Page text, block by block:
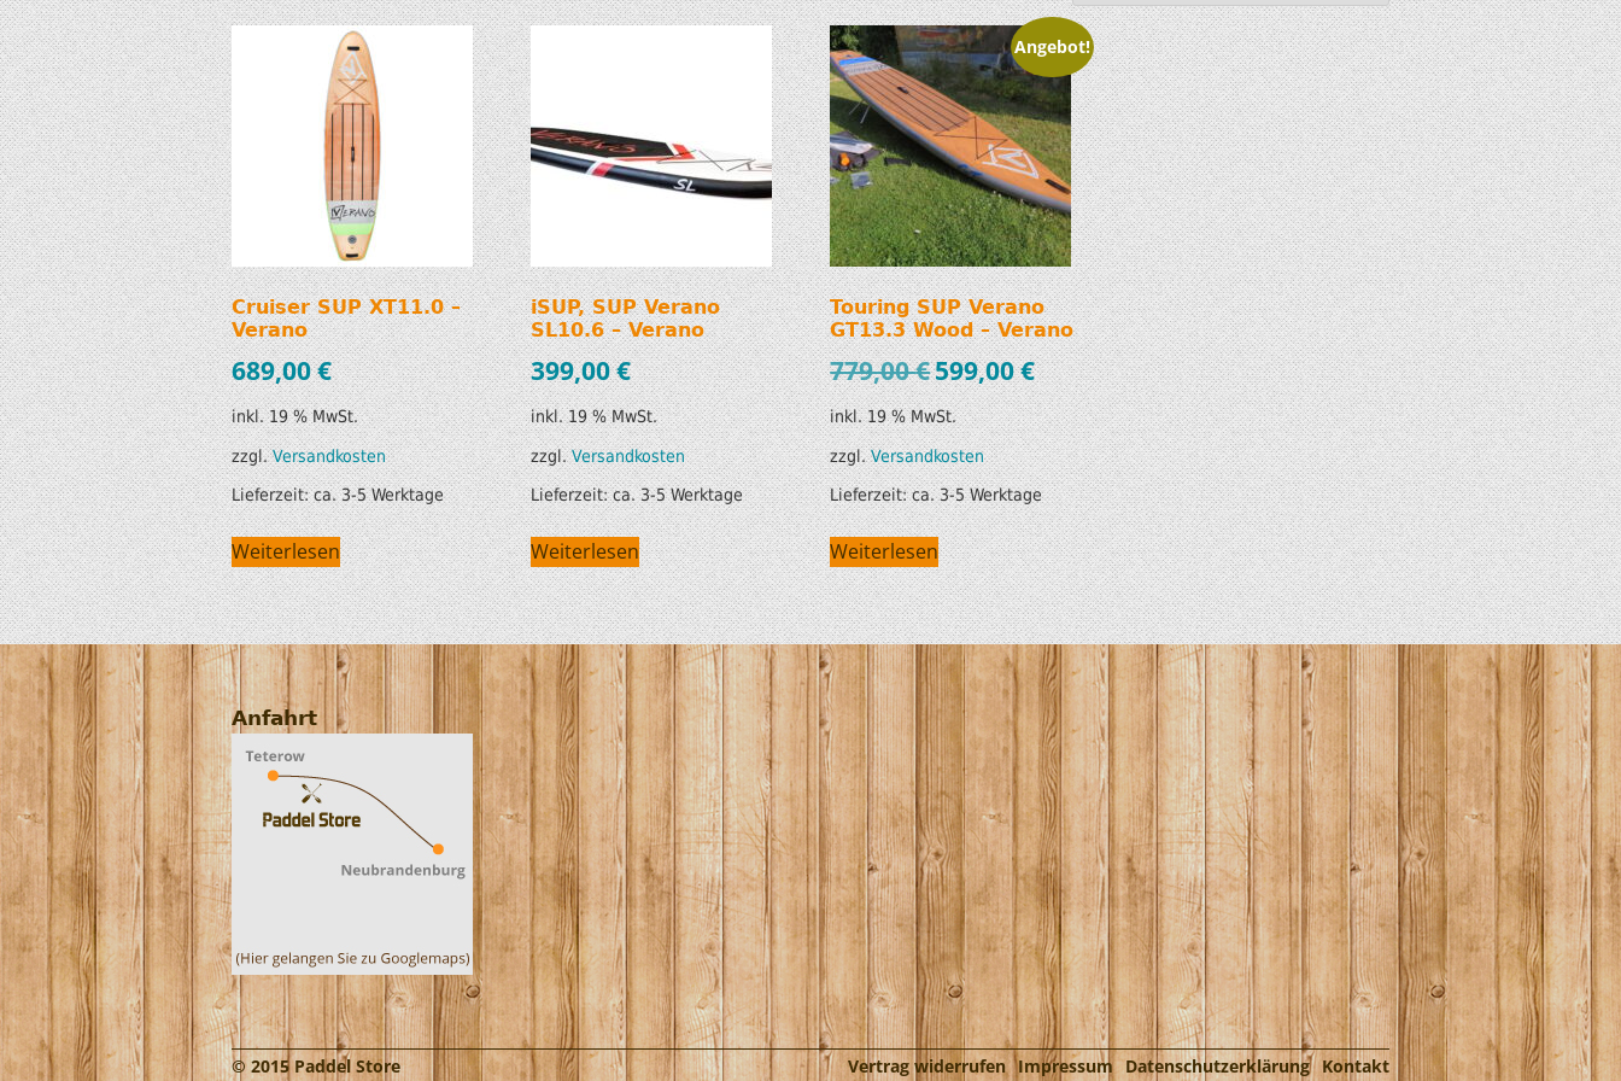
SUP AIR SUP
MODUL KAJAKS
LUFTBOOTE
LEICHTE BOOTE FÜR IHR
WOHNMOBIL
SONDERANGEBOTE/SALE
WILDERNESS SYSTEMS
ZUBEHÖR
DOPPELPADDEL
STECHPADDEL
WESTEN & SICHERHEIT
TRANSPORT &
LAGERUNG
BOOTSWAGEN
SPRITZDECKEN/
LUKENDECKEL
RAM ZUBEHÖR
HOBIE KAJAKS
ELEKTROMOTORE
Cruiser SUP XT11.0 –
Verano
689,00€
inkl. 19 % MwSt.
zzgl.Versandkosten
Lieferzeit:ca. 3-5 Werktage
Weiterlesen
iSUP, SUP Verano
SL10.6 – Verano
399,00€
inkl. 19 % MwSt.
zzgl.Versandkosten
Lieferzeit:ca. 3-5 Werktage
Weiterlesen
Angebot!
Touring SUP Verano
GT13.3 Wood – Verano
779,00€599,00€
inkl. 19 % MwSt.
zzgl.Versandkosten
Lieferzeit:ca. 3-5 Werktage
Weiterlesen
Anfahrt
© 2015 Paddel Store Vertrag widerrufen Impressum Datenschutzerklärung Kontakt